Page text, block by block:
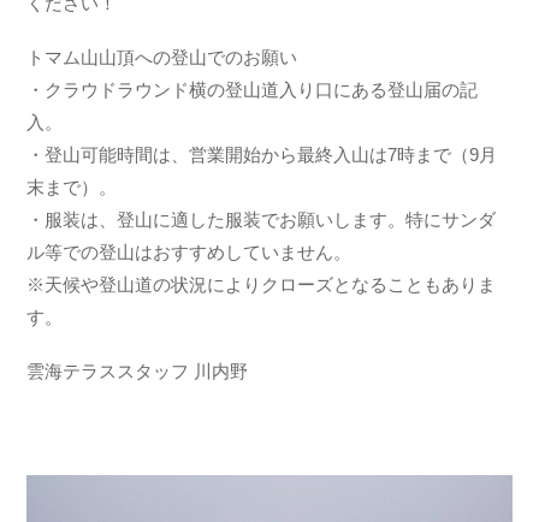
トマム山山頂への登山でのお願い
・クラウドラウンド横の登山道入り口にある登山届の記
入。
・登山可能時間は、営業開始から最終入山は7時まで（9月
末まで）。
・服装は、登山に適した服装でお願いします。特にサンダ
ル等での登山はおすすめしていません。
※天候や登山道の状況によりクローズとなることもありま
す。
雲海テラススタッフ 川内野